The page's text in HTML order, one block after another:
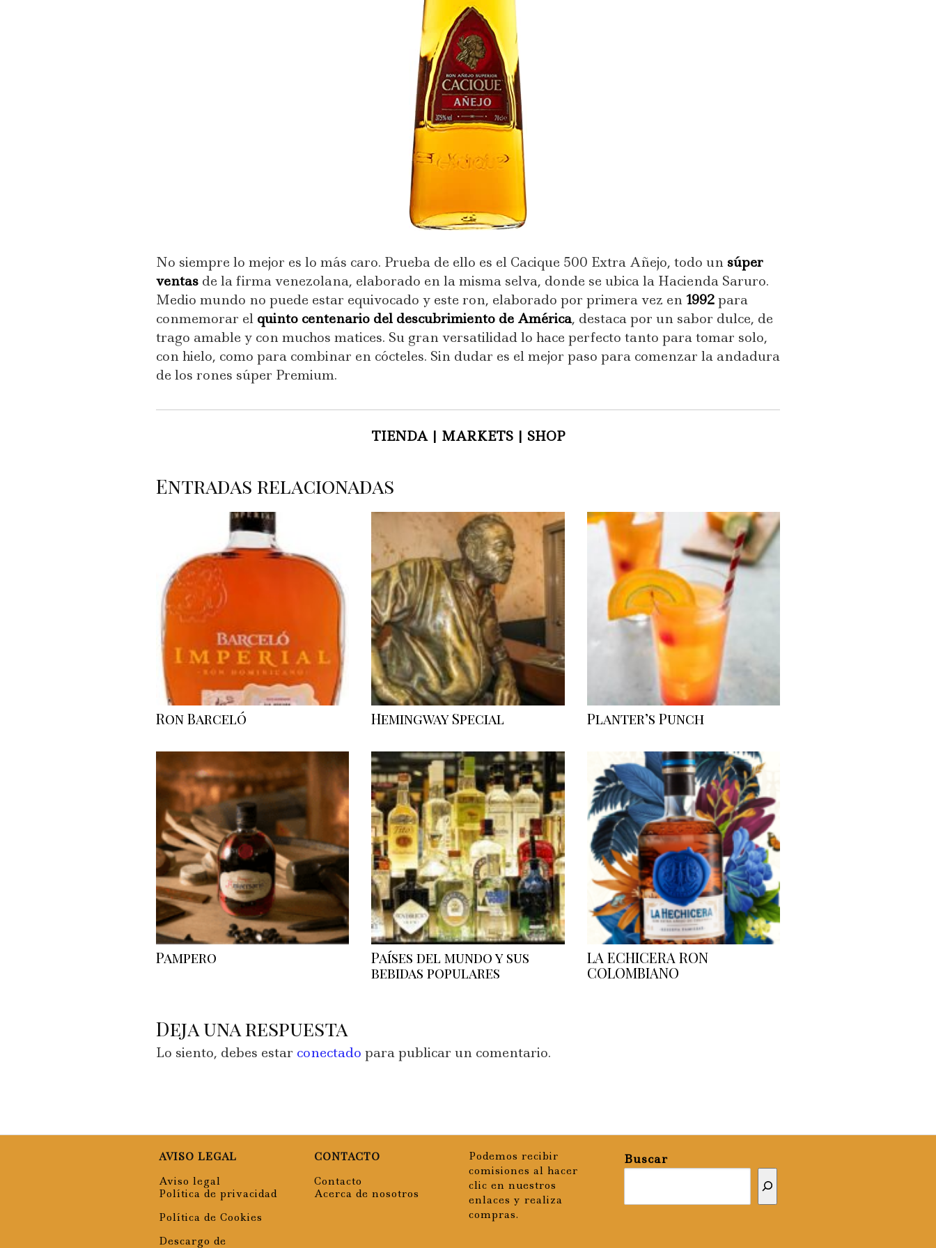
No siempre lo mejor es lo más caro. Prueba de ello es el Cacique 500 Extra Añejo, todo un súper
ventas de la firma venezolana, elaborado en la misma selva, donde se ubica la Hacienda Saruro.
Medio mundo no puede estar equivocado y este ron, elaborado por primera vez en 1992 para
conmemorar el quinto centenario del descubrimiento de América, destaca por un sabor dulce, de
trago amable y con muchos matices. Su gran versatilidad lo hace perfecto tanto para tomar solo,
con hielo, como para combinar en cócteles. Sin dudar es el mejor paso para comenzar la andadura
de los rones súper Premium.
TIENDA | MARKETS | SHOP
Entradas relacionadas
Ron Barceló Hemingway Special Planter’s Punch
Pampero
Países del mundo y sus
bebidas populares
LA ECHICERA RON
COLOMBIANO
Deja una respuesta
Lo siento, debes estar conectado para publicar un comentario.
AVISO LEGAL
Aviso legal
Política de privacidad
Política de Cookies
Descargo de
CONTACTO
Contacto
Acerca de nosotros
Podemos recibir
comisiones al hacer
clic en nuestros
enlaces y realiza
compras.
Buscar